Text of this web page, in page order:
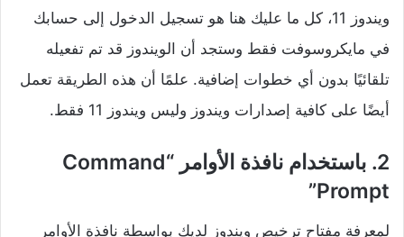
ويندوز 11، كل ما عليك هنا هو تسجيل الدخول إلى حسابك
في مايكروسوفت فقط وستجد أن الويندوز قد تم تفعيله
تلقائيًا بدون أي خطوات إضافية. علمًا أن هذه الطريقة تعمل
أيضًا على كافية إصدارات ويندوز وليس ويندوز 11 فقط.
2. باستخدام نافذة الأوامر “Command
Prompt”
لمعرفة مفتاح ترخيص ويندوز لديك بواسطة نافذة الأوامر